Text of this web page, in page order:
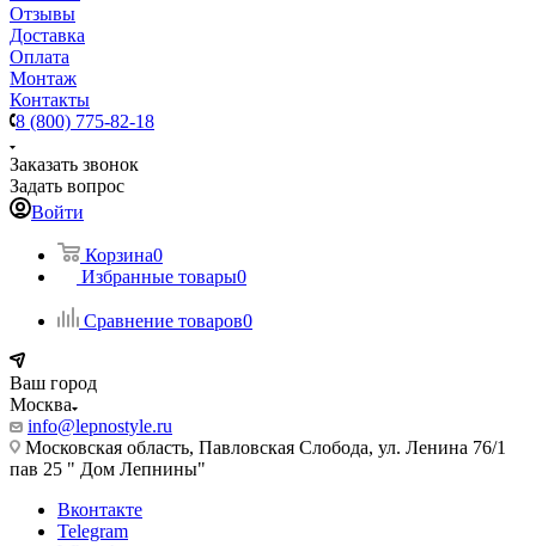
Отзывы
Доставка
Оплата
Монтаж
Контакты
8 (800) 775-82-18
Заказать звонок
Задать вопрос
Войти
Корзина0
Избранные товары0
Сравнение товаров0
Ваш город
Москва
info@lepnostyle.ru
Московская область, Павловская Слобода, ул. Ленина 76/1
пав 25 " Дом Лепнины"
Вконтакте
Telegram